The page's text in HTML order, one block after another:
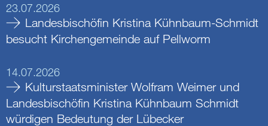
23.07.2026
Landesbischöfin Kristina Kühnbaum-Schmidt
besucht Kirchengemeinde auf Pellworm
14.07.2026
Kulturstaatsminister Wolfram Weimer und
Landesbischöfin Kristina Kühnbaum Schmidt
würdigen Bedeutung der Lübecker